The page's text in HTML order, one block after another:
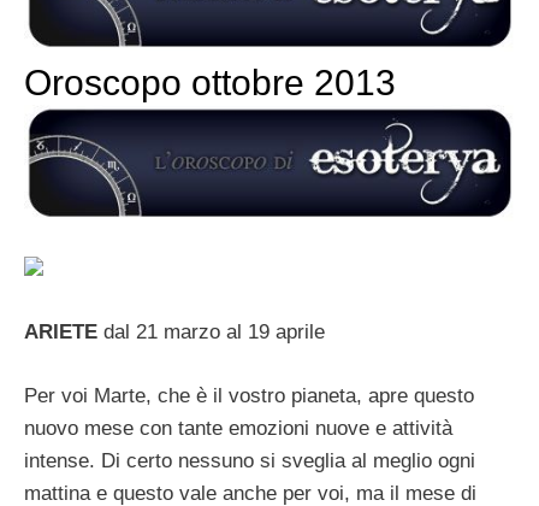
Oroscopo ottobre 2013
ARIETE dal 21 marzo al 19 aprile
Per voi Marte, che è il vostro pianeta, apre questo
nuovo mese con tante emozioni nuove e attività
intense. Di certo nessuno si sveglia al meglio ogni
mattina e questo vale anche per voi, ma il mese di